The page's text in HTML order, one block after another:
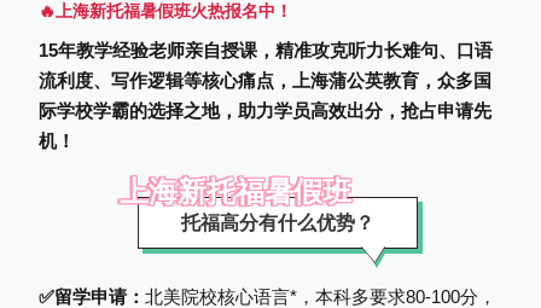
🔥 上海新托福暑假班火热报名中！
15年教学经验老师亲自授课，精准攻克听力长难句、口语
流利度、写作逻辑等核心痛点，上海蒲公英教育，众多国
际学校学霸的选择之地，助力学员高效出分，抢占申请先
机！
上海新托福暑假班
托福高分有什么优势？
✅留学申请： 北美院校核心语言*，本科多要求80-100分，